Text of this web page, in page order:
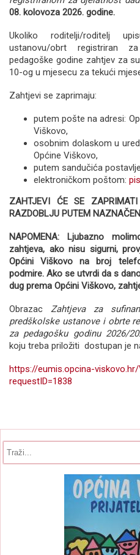
08. kolovoza 2026. godine.
Ukoliko roditelji/roditelj
ustanovu/obrt registriran
pedagoške godine zahtjev za
10-og u mjesecu za tekući
Zahtjevi se zaprimaju:
putem pošte na adresi:
Viškovo,
osobnim dolaskom u
Općine Viškovo,
putem sandučića
elektroničkom poštom:
ZAHTJEVI ĆE SE
RAZDOBLJU PUTEM
NAPOMENA: Ljubazno
zahtjeva, ako nisu sigurni,
Općini Viškovo na broj
podmire. Ako se utvrdi da s
dug prema Općini Viškovo,
Obrazac Zahtjeva za
predškolske ustanove i obrte
za pedagošku godinu 2026/
koju treba priložiti dostupan je
https://eumis.opcina-viskovo.hr/
requestID=1838